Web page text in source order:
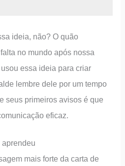
ideia, não? O quão
no mundo após nossa
essa ideia para criar
lembre dele por um tempo
seus primeiros avisos é que
eficaz.
mais forte da carta de